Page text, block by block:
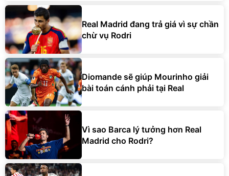
Real Madrid đang trả giá vì sự chần
chừ vụ Rodri
Diomande sẽ giúp Mourinho giải
bài toán cánh phải tại Real
Vì sao Barca lý tưởng hơn Real
Madrid cho Rodri?